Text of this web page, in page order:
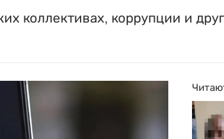
коллективах, коррупции и